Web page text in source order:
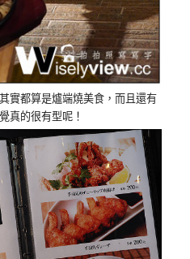
實都算是爐端燒美食，而且還有
真的很有型呢！